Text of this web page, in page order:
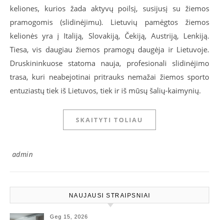
keliones, kurios žada aktyvų poilsį, susijusį su žiemos
pramogomis (slidinėjimu). Lietuvių pamėgtos žiemos
kelionės yra į Italiją, Slovakiją, Čekiją, Austriją, Lenkiją.
Tiesa, vis daugiau žiemos pramogų daugėja ir Lietuvoje.
Druskininkuose statoma nauja, profesionali slidinėjimo
trasa, kuri neabejotinai pritrauks nemažai žiemos sporto
entuziastų tiek iš Lietuvos, tiek ir iš mūsų šalių-kaimynių.
SKAITYTI TOLIAU
admin
NAUJAUSI STRAIPSNIAI
Geg 15, 2026